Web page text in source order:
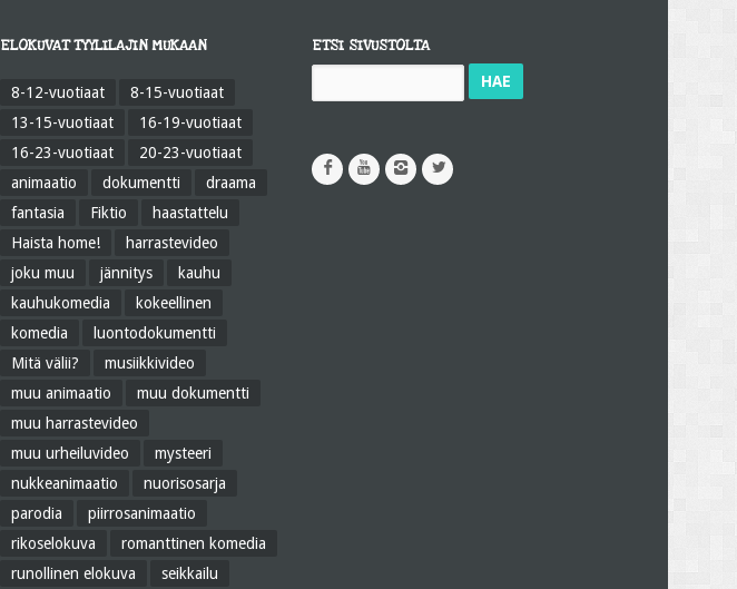
ELOKUVAT TYYLILAJIN MUKAAN
8-12-vuotiaat
8-15-vuotiaat
13-15-vuotiaat
16-19-vuotiaat
16-23-vuotiaat
20-23-vuotiaat
animaatio
dokumentti
draama
fantasia
Fiktio
haastattelu
Haista home!
harrastevideo
joku muu
jännitys
kauhu
kauhukomedia
kokeellinen
komedia
luontodokumentti
Mitä välii?
musiikkivideo
muu animaatio
muu dokumentti
muu harrastevideo
muu urheiluvideo
mysteeri
nukkeanimaatio
nuorisosarja
parodia
piirrosanimaatio
rikoselokuva
romanttinen komedia
runollinen elokuva
seikkailu
ETSI SIVUSTOLTA